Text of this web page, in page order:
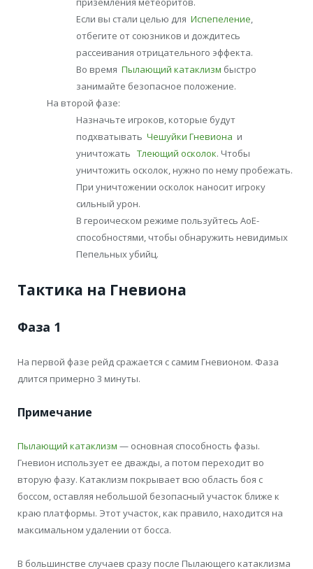
Если вы стали целью для Испепеление
отбегите от союзников и дождитесь
рассеивания отрицательного эффекта.
Во время Пылающий катаклизм быстро
занимайте безопасное положение.
На второй фазе:
Назначьте игроков, которые будут
подхватывать Чешуйки Гневиона и
уничтожать Тлеющий осколок. Чтобы
уничтожить осколок, нужно по нему пробежать.
При уничтожении осколок наносит игроку
сильный урон.
В героическом режиме пользуйтесь АоЕ-
способностями, чтобы обнаружить невидимых
Пепельных убийц.
Тактика на Гневиона
Фаза 1
На первой фазе рейд сражается с самим Гневионом. Фаза
длится примерно 3 минуты.
Примечание
Пылающий катаклизм — основная способность фазы.
Гневион использует ее дважды, а потом переходит во
вторую фазу. Катаклизм покрывает всю область боя с
боссом, оставляя небольшой безопасный участок ближе к
краю платформы. Этот участок, как правило, находится на
максимальном удалении от босса.
В большинстве случаев сразу после Пылающего катаклизма